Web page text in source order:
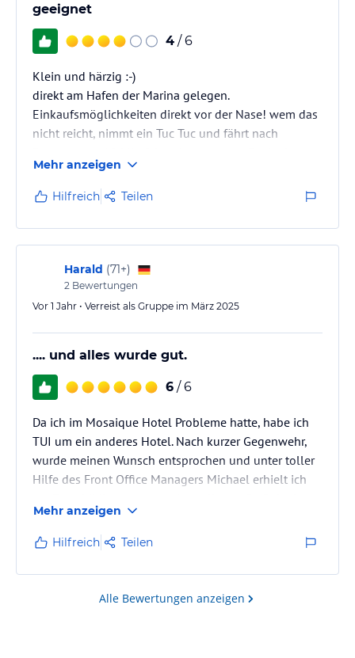
geeignet
4 / 6
Klein und härzig :-)
direkt am Hafen der Marina gelegen.
Einkaufsmöglichkeiten direkt vor der Nase! wem das
nicht reicht, nimmt ein Tuc Tuc und fährt nach
Riesenauswahl an Geschäften und Restaurants! Wir
sind schon das 18mal dort und sind immer wieder
begeistert von der Auswahl!
Mehr anzeigen
Hilfreich Teilen
Harald (71+)
2 Bewertungen
Vor 1 Jahr • Verreist als Gruppe im März 2025
.... und alles wurde gut.
6 / 6
Da ich im Mosaique Hotel Probleme hatte, habe ich
TUI um ein anderes Hotel. Nach kurzer Gegenwehr,
wurde meinen Wunsch entsprochen und unter toller
Hilfe des Front Office Managers Michael erhielt ich
Ali Pascha HotelHotel.
Obwohl es schon ein älteres Hotel ist,
wurde es toll und stilvoll renoviert.
Auch hier wieder das Personal super nett und
aufmerksam. Dank an Alle.
Mehr anzeigen
Hilfreich Teilen
Alle Bewertungen anzeigen